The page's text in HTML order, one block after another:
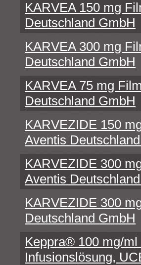
KARVEA 150 mg
Deutschland GmbH
KARVEA 300 mg
Deutschland GmbH
KARVEA 75 mg
Deutschland GmbH
KARVEZIDE 150
Aventis
KARVEZIDE 300
Aventis
KARVEZIDE 300
Deutschland GmbH
Keppra® 100 mg/
Infusionslösung,